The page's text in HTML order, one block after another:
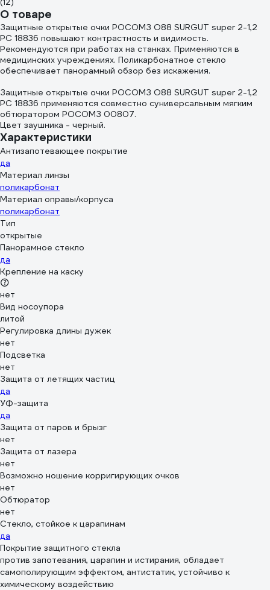
(12)
О товаре
Защитные открытые очки РОСОМЗ O88 SURGUT super 2-1,2
PC 18836 повышают контрастность и видимость.
Рекомендуются при работах на станках. Применяются в
медицинских учреждениях. Поликарбонатное стекло
обеспечивает панорамный обзор без искажения.
Защитные открытые очки РОСОМЗ O88 SURGUT super 2-1,2
PC 18836 применяются совместно суниверсальным мягким
обтюратором РОСОМЗ 00807.
Цвет заушника - черный.
Характеристики
Антизапотевающее покрытие
да
Материал линзы
поликарбонат
Материал оправы/корпуса
поликарбонат
Тип
открытые
Панорамное стекло
да
Крепление на каску
нет
Вид носоупора
литой
Регулировка длины дужек
нет
Подсветка
нет
Защита от летящих частиц
да
УФ-защита
да
Защита от паров и брызг
нет
Защита от лазера
нет
Возможно ношение корригирующих очков
нет
Обтюратор
нет
Стекло, стойкое к царапинам
да
Покрытие защитного стекла
против запотевания, царапин и истирания, обладает
самополирующим эффектом, антистатик, устойчиво к
химическому воздействию